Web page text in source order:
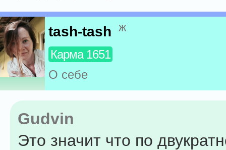
tash-tash ж
Карма 1651
О себе
Gudvin
Это значит что по